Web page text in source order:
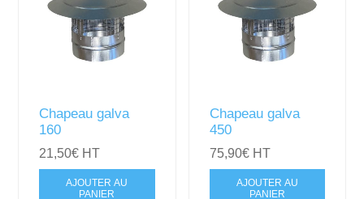
Chapeau galva
160
21,50€ HT
AJOUTER AU
PANIER
Chapeau galva
450
75,90€ HT
AJOUTER AU
PANIER